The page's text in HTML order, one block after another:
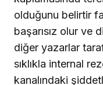
olduğunu belirtir
başarısız olur ve
diğer yazarlar
sıklıkla internal
kanalındaki